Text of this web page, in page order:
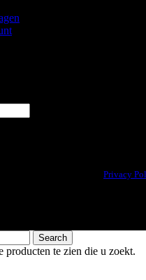
Privacy
Search
producten te zien die u zoekt.